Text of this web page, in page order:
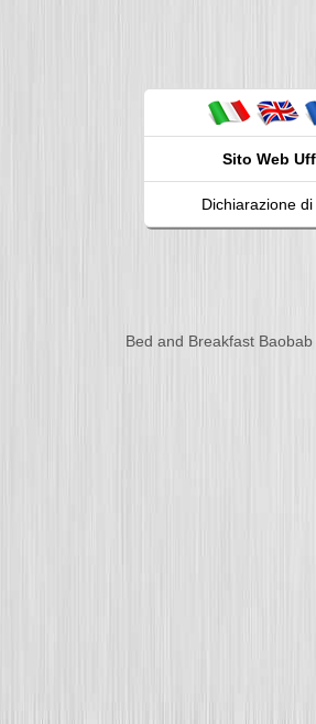
Sito Web
Dichiarazione di
Bed and Breakfast